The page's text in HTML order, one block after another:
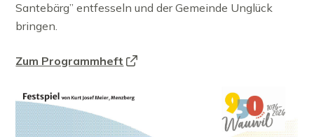
Santebärg” entfesseln und der Gemeinde Unglück
bringen.
Zum Programmheft